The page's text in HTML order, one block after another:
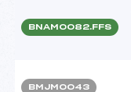
BNAM0082.FFS
BMJM0043